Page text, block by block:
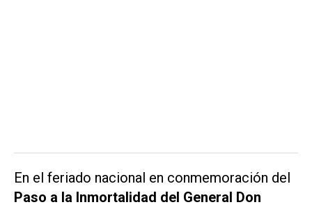
En el feriado nacional en conmemoración del
Paso a la Inmortalidad del General Don